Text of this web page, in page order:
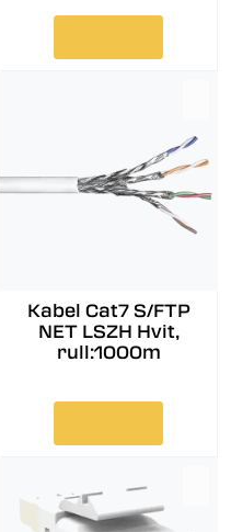
Kabel Cat7 S/FTP
NET LSZH Hvit,
rull:1000m